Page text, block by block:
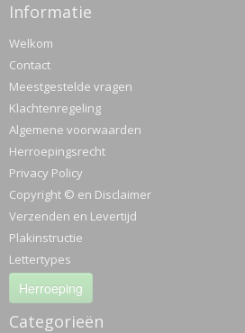
Informatie
Welkom
Contact
Meestgestelde vragen
Klachtenregeling
Algemene voorwaarden
Herroepingsrecht
Privacy Policy
Copyright © en Disclaimer
Verzenden en Levertijd
Plakinstructie
Lettertypes
Herroeping
Categorieën